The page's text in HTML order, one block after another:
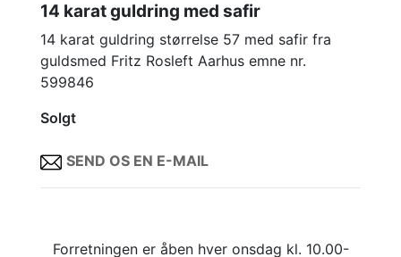
14 karat guldring med safir
14 karat guldring størrelse 57 med safir fra
guldsmed Fritz Rosleft Aarhus emne nr.
599846
Solgt
SEND OS EN E-MAIL
Forretningen er åben hver onsdag kl. 10.00-